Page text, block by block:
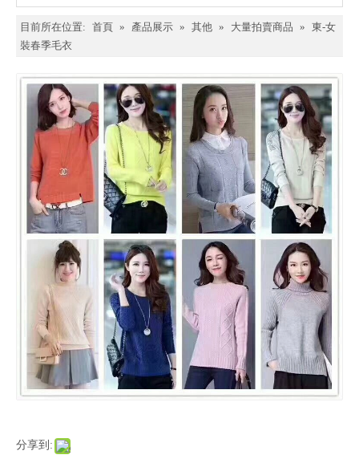
目前所在位置: 首頁 » 產品展示 » 其他 » 大量拍賣商品 » 東-女
裝春季毛衣
分享到: